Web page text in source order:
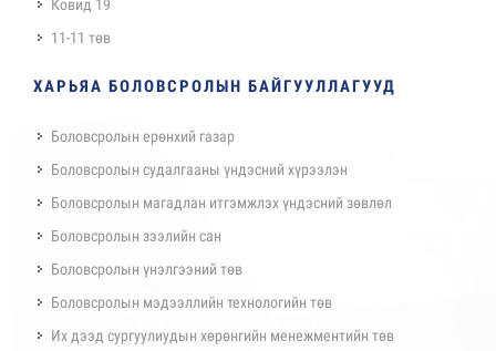
Ковид 19
11-11 төв
ХАРЬЯА БОЛОВСРОЛЫН БАЙГУУЛЛАГУУД
Боловсролын ерөнхий газар
Боловсролын судалгааны үндэсний хүрээлэн
Боловсролын магадлан итгэмжлэх үндэсний зөвлөл
Боловсролын зээлийн сан
Боловсролын үнэлгээний төв
Боловсролын мэдээллийн технологийн төв
Их дээд сургуулиудын хөрөнгийн менежментийн төв